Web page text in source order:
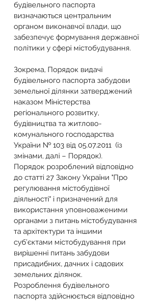
будівельного паспорта
визначаються центральним
органом виконавчої влади, що
забезпечує формування державної
політики у сфері містобудування.
Зокрема, Порядок видачі
будівельного паспорта забудови
земельної ділянки затверджений
наказом Міністерства
регіонального розвитку,
будівництва та житлово-
комунального господарства
України № 103 від 05.07.2011  (із
змінами, далі – Порядок).
Порядок розроблений відповідно
до статті 27 Закону України "Про
регулювання містобудівної
діяльності" і призначений для
використання уповноваженими
органами з питань містобудування
та архітектури та іншими
суб’єктами містобудування при
вирішенні питань забудови
присадибних, дачних і садових
земельних ділянок.
Розроблення будівельного
паспорта здійснюється відповідно